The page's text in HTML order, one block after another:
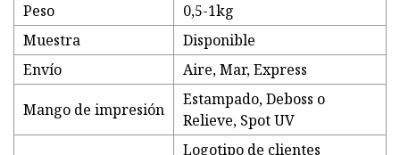
Peso
0,5-1kg
Muestra
Disponible
Envío
Aire, Mar, Express
Mango de impresión
Estampado, Deboss o
Relieve, Spot UV
Logotipo de clientes